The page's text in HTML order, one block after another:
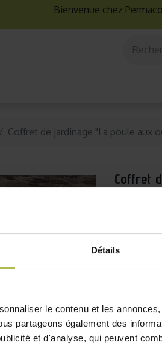
Détails
le contenu et les
partageons également des
et d'analyse, qui peuvent
Bienvenue chez
Coffret de jardinage "La poule aux
Coffret
ronde bio
Alors
mois,